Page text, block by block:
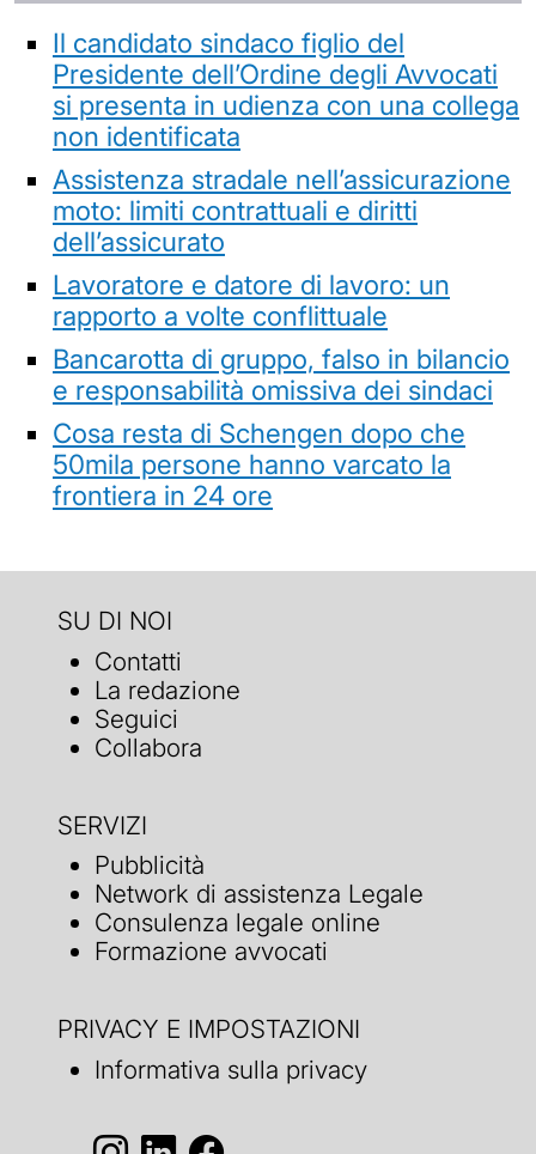
Il candidato sindaco figlio del
Presidente dell’Ordine degli Avvocati
si presenta in udienza con una collega
non identificata
Assistenza stradale nell’assicurazione
moto: limiti contrattuali e diritti
dell’assicurato
Lavoratore e datore di lavoro: un
rapporto a volte conflittuale
Bancarotta di gruppo, falso in bilancio
e responsabilità omissiva dei sindaci
Cosa resta di Schengen dopo che
50mila persone hanno varcato la
frontiera in 24 ore
SU DI NOI
Contatti
La redazione
Seguici
Collabora
SERVIZI
Pubblicità
Network di assistenza Legale
Consulenza legale online
Formazione avvocati
PRIVACY E IMPOSTAZIONI
Informativa sulla privacy